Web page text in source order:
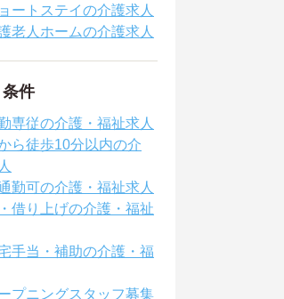
ートステイの介護求人
老人ホームの介護求人
件
専従の介護・福祉求人
ら徒歩10分以内の介
勤可の介護・福祉求人
借り上げの介護・福祉
手当・補助の介護・福
プニングスタッフ募集